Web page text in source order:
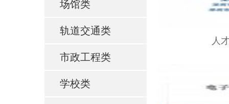
场馆类
轨道交通类
市政工程类
学校类
人